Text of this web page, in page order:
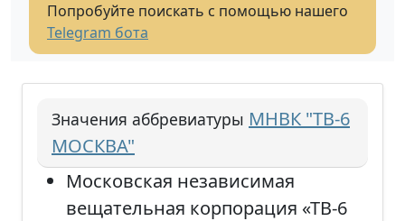
Попробуйте поискать с помощью нашего
Telegram бота
Значения аббревиатуры МНВК "ТВ-6
МОСКВА"
Московская независимая
вещательная корпорация «ТВ-6